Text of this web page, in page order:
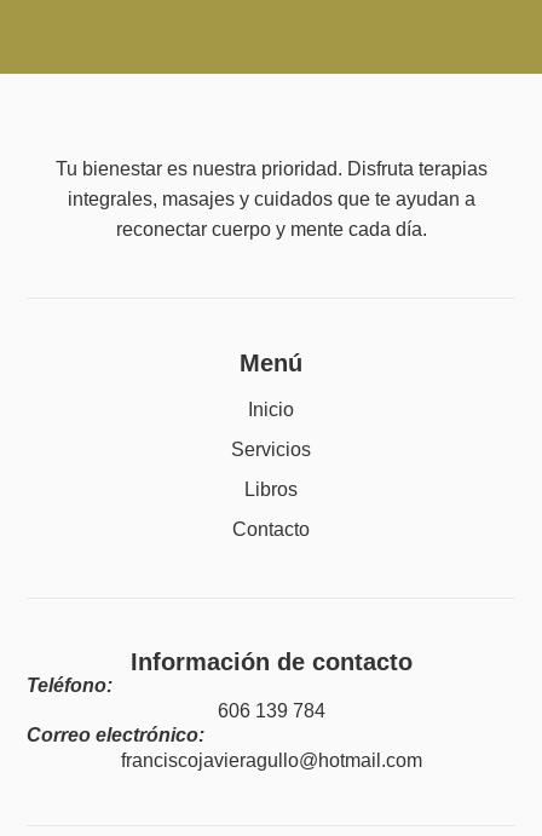
Tu bienestar es nuestra prioridad. Disfruta terapias
integrales, masajes y cuidados que te ayudan a
reconectar cuerpo y mente cada día.
Menú
Inicio
Servicios
Libros
Contacto
Información de contacto
Teléfono:
606 139 784
Correo electrónico:
franciscojavieragullo@hotmail.com